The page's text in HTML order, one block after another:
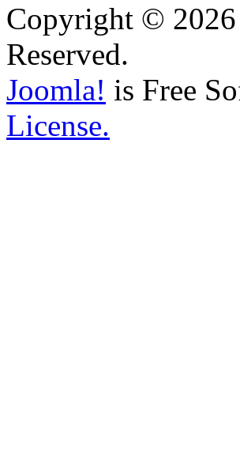
Copyright ©
Reserved.
Joomla! is Free
License.